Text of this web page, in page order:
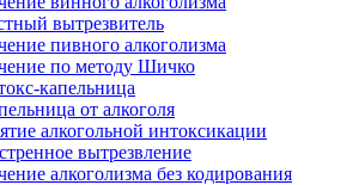
вытрезвитель
пивного алкоголизма
по методу Шичко
капельница
от алкоголя
алкогольной интоксикации
вытрезвление
алкоголизма без кодирования